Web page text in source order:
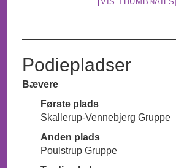
Podiepladser
Bævere
Første plads
Skallerup-Vennebjerg Gruppe
Anden plads
Poulstrup Gruppe